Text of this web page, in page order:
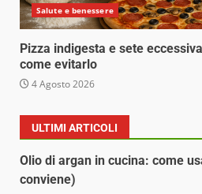
Salute e benessere
Pizza indigesta e sete
come evitarlo
4 Agosto 2026
ULTIMI ARTICOLI
Olio di argan in cucina: come
conviene)